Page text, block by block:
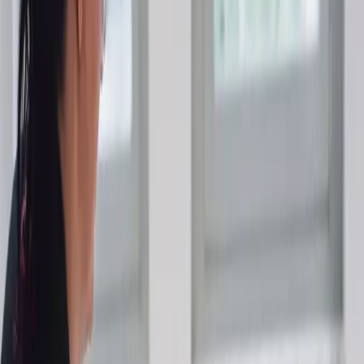
Was dein Kind mitnimmt
Das lernt dein Kind bei uns.
Grenzen setzen – selbstbewusst
Schon die Kleinsten können lernen, sich sicher zu fühlen und klar
„Nein“ zu sagen. Im REACT®-Training für Minis üben die Kinder
spielerisch, Grenzen zu erkennen und selbstbewusst aufzutreten –
ganz ohne Druck, immer mit Spaß.
Körperliche Entwicklung
Weise. Die Kinder entwickeln Freude an Bewegung und legen den
Grundstein für eine gesunde körperliche Entwicklung.